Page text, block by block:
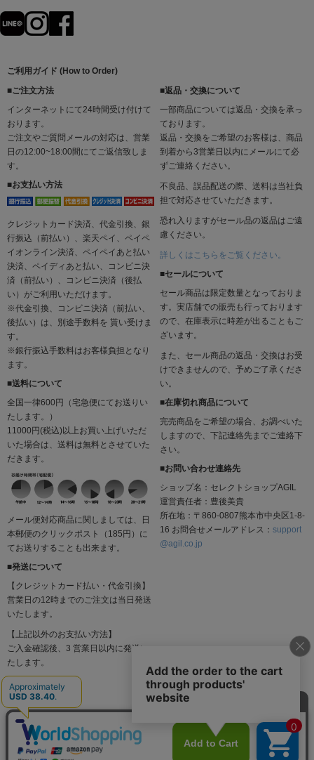
ご利用ガイド (How to Order)
■ご注文方法
インターネットにて24時間受け付けて
おります。
ご注文やご質問メールの対応は、営業
日の12:00~18:00間にてご返信致しま
す。
■お支払い方法
クレジットカード決済、代金引換、銀
行振込（前払い）、楽天ペイ、ペイペ
イオンライン決済、ペイペイあと払い
決済、ペイディあと払い、コンビニ決
済（前払い）、コンビニ決済（後払
い）がご利用いただけます。
※代金引換、コンビニ決済（前払い、
後払い）は、別途手数料を 貰い受けま
す。
※銀行振込手数料はお客様負担となり
ます。
■送料について
全国一律600円（宅急便にてお送りい
たします。）
11000円(税込)以上お買い上げいただ
いた場合は、送料は無料とさせていた
だきます。
メール便対応商品に関しましては、日
本郵便のクリックポスト（185円）に
てお送りすることも出来ます。
■発送について
【クレジットカード払い・代金引換】
営業日の12時までのご注文は当日発送
いたします。
【上記以外のお支払い方法】
ご入金確認後、3 営業日以内に発送い
たします。
■返品・交換について
一部商品については返品・交換を承っ
ております。
返品・交換をご希望のお客様は、商品
到着から3営業日以内にメールにて必
ずご連絡ください。
不良品、誤品配送の際、送料は当社負
担で対応させていただきます。
恐れ入りますがセール品の返品はご遠
慮ください。
詳しくはこちらをご覧ください。
■セールについて
セール商品は限定数量となっておりま
す。実店舗での販売も行っております
ので、在庫表示に時差が出ることもご
ざいます。
また、セール商品の返品・交換はお受
けできませんので、予めご了承くださ
い。
■在庫切れ商品について
完売商品をご希望の場合、お調べいた
しますので、下記連絡先までご連絡下
さい。
■お問い合わせ連絡先
ショップ名：セレクトショップAGIL
運営責任者：豊後美貴
所在地：〒860-0807熊本市中央区1-8-
16 お問合せメールアドレス：support
@agil.co.jp